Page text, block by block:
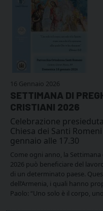
16 Gennaio 2026
SETTIMANA DI
CRISTIANI 2026
Celebrazione
Chiesa dei Santi
gennaio alle 17.30
Come ogni anno, la
2026 può beneficiare del
di un determinato paese.
dell’Armenia, i quali hanno
Paolo: “Uno solo è il corpo,